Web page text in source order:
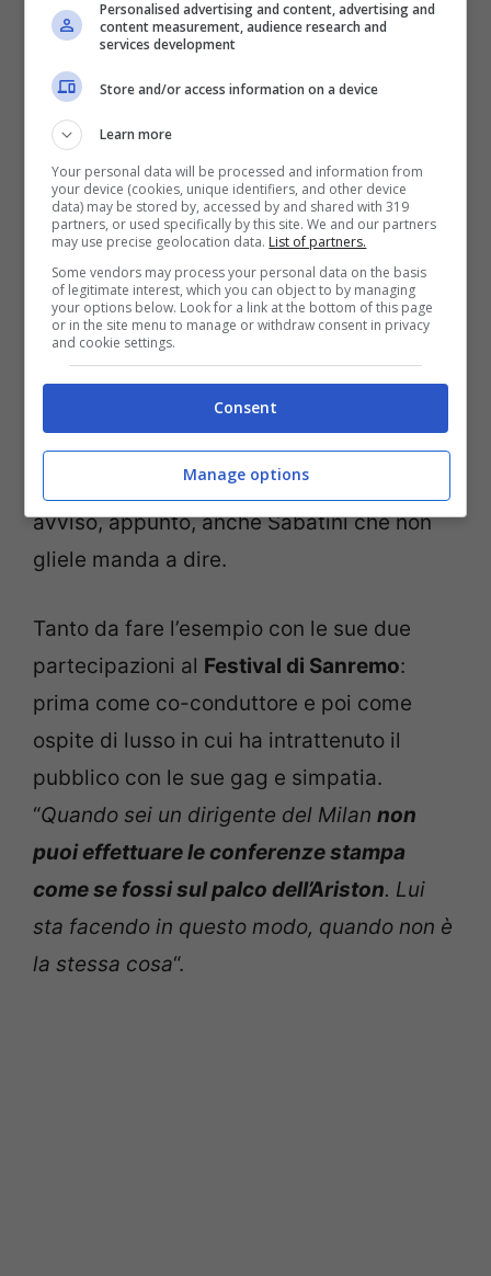
questo. Zlatan Ibrahimovic se ne sta
accorgendo eccome. Da quando ha
assunto questo importante ruolo il classe
’81 si è preso la responsabilità di parlare ai
media, oscurando così il resto dei dirigenti
rossoneri. Un ruolo che, per lo stesso
Carina, non sta rispettando al massimo.
Lo dobbiamo giudicare dal suo nuovo
ruolo. Da dirigente è un mezzo disastro,
anche dal punto di vista comunicativo.
Dovrà spiegare la scelta di puntare su
Fonseca.Ibra deve iniziare ad essere
messo in discussione“. Dello stesso
avviso, appunto, anche Sabatini che non
gliele manda a dire.
Tanto da fare l’esempio con le sue due
partecipazioni al Festival di Sanremo:
prima come co-conduttore e poi come
ospite di lusso in cui ha intrattenuto il
pubblico con le sue gag e simpatia.
“Quando sei un dirigente del Milan non
puoi effettuare le conferenze stampa
come se fossi sul palco dell’Ariston. Lui
sta facendo in questo modo, quando non è
la stessa cosa“.
Personalised advertising and content, advertising and
content measurement, audience research and
services development
Store and/or access information on a device
Learn more
Your personal data will be processed and information from
your device (cookies, unique identifiers, and other device
data) may be stored by, accessed by and shared with 319
partners, or used specifically by this site. We and our partners
may use precise geolocation data. List of partners.
Some vendors may process your personal data on the basis
of legitimate interest, which you can object to by managing
your options below. Look for a link at the bottom of this page
or in the site menu to manage or withdraw consent in privacy
and cookie settings.
Consent
Manage options